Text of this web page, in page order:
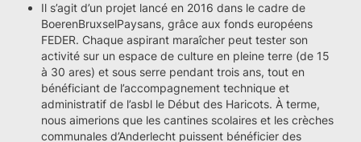
Il s’agit d’un projet lancé en 2016 dans le cadre de
BoerenBruxselPaysans, grâce aux fonds européens
FEDER. Chaque aspirant maraîcher peut tester son
activité sur un espace de culture en pleine terre (de 15
à 30 ares) et sous serre pendant trois ans, tout en
bénéficiant de l’accompagnement technique et
administratif de l’asbl le Début des Haricots. À terme,
nous aimerions que les cantines scolaires et les crèches
communales d’Anderlecht puissent bénéficier des